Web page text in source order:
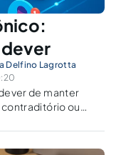
Delfino Lagrotta
de manter
contraditório ou